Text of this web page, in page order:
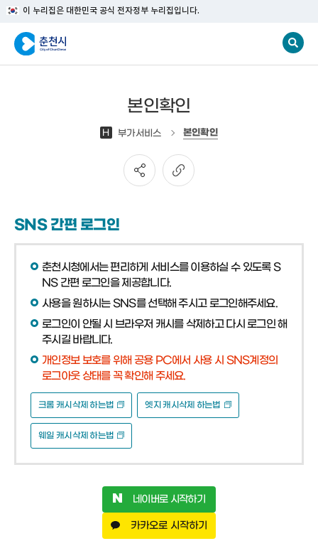
이 누리집은 대한민국 공식 전자정부 누리집입니다.
본인확인
H 부가서비스 본인확인
SNS 간편 로그인
춘천시청에서는 편리하게 서비스를 이용하실 수 있도록 S
NS 간편 로그인을 제공합니다.
사용을 원하시는 SNS를 선택해 주시고 로그인해주세요.
로그인이 안될 시 브라우저 캐시를 삭제하고 다시 로그인 해
주시길 바랍니다.
개인정보 보호를 위해 공용 PC에서 사용 시 SNS계정의
로그아웃 상태를 꼭 확인해 주세요.
크롬 캐시삭제 하는법 엣지 캐시삭제 하는법
웨일 캐시삭제 하는법
네이버로 시작하기
카카오로 시작하기